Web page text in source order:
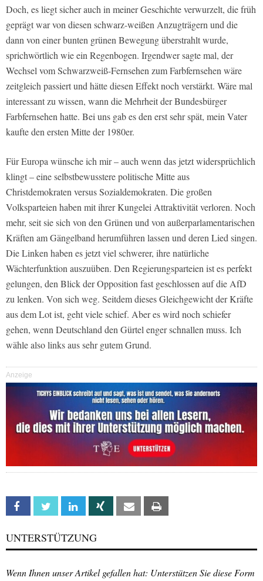
Doch, es liegt sicher auch in meiner Geschichte verwurzelt, die früh
geprägt war von diesen schwarz-weißen Anzugträgern und die
dann von einer bunten grünen Bewegung überstrahlt wurde,
sprichwörtlich wie ein Regenbogen. Irgendwer sagte mal, der
Wechsel vom Schwarzweiß-Fernsehen zum Farbfernsehen wäre
zeitgleich passiert und hätte diesen Effekt noch verstärkt. Wäre mal
interessant zu wissen, wann die Mehrheit der Bundesbürger
Farbfernsehen hatte. Bei uns gab es den erst sehr spät, mein Vater
kaufte den ersten Mitte der 1980er.
Für Europa wünsche ich mir – auch wenn das jetzt widersprüchlich
klingt – eine selbstbewusstere politische Mitte aus
Christdemokraten versus Sozialdemokraten. Die großen
Volksparteien haben mit ihrer Kungelei Attraktivität verloren. Noch
mehr, seit sie sich von den Grünen und von außerparlamentarischen
Kräften am Gängelband herumführen lassen und deren Lied singen.
Die Linken haben es jetzt viel schwerer, ihre natürliche
Wächterfunktion auszuüben. Den Regierungsparteien ist es perfekt
gelungen, den Blick der Opposition fast geschlossen auf die AfD
zu lenken. Von sich weg. Seitdem dieses Gleichgewicht der Kräfte
aus dem Lot ist, geht viele schief. Aber es wird noch schiefer
gehen, wenn Deutschland den Gürtel enger schnallen muss. Ich
wähle also links aus sehr gutem Grund.
Anzeige
Facebook Twitter Linkedin Xing Email
UNTERSTÜTZUNG
Wenn Ihnen unser Artikel gefallen hat: Unterstützen Sie diese Form